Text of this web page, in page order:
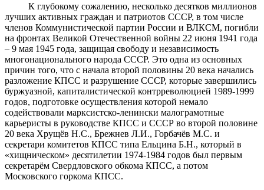
К глубокому сожалению, несколько десятков миллионов
лучших активных граждан и патриотов СССР, в том числе
членов Коммунистической партии России и ВЛКСМ, погибли
на фронтах Великой Отечественной войны 22 июня 1941 года
– 9 мая 1945 года, защищая свободу и независимость
многонационального народа СССР. Это одна из основных
причин того, что с начала второй половины 20 века начались
разложение КПСС и разрушение СССР, которые завершились
буржуазной, капиталистической контрреволюцией 1989-1999
годов, подготовке осуществления которой немало
содействовали марксистско-ленински малограмотные
карьеристы в руководстве КПСС и СССР во второй половине
20 века Хрущёв Н.С., Брежнев Л.И., Горбачёв М.С. и
секретари комитетов КПСС типа Ельцина Б.Н., который в
«хищническом» десятилетии 1974-1984 годов был первым
секретарём Свердловского обкома КПСС, а потом
Московского горкома КПСС.